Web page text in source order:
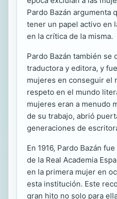
Pardo Bazán argumenta
tener un papel activo en
en la crítica de la misma.
Pardo Bazán también se
traductora y editora, y
mujeres en conseguir el
respeto en el mundo
mujeres eran a menudo
de su trabajo, abrió
generaciones de
En 1916, Pardo Bazán
de la Real Academia
en la primera mujer en
esta institución. Este
gran hito no solo para